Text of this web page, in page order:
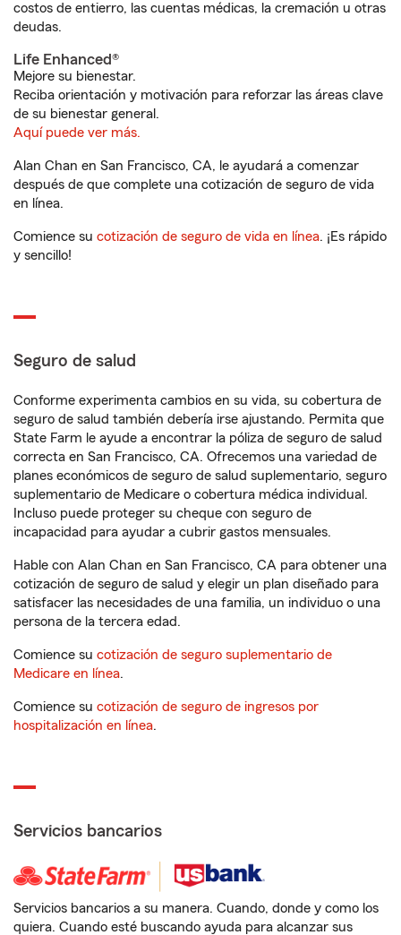
costos de entierro, las cuentas médicas, la cremación u otras
deudas.
Life Enhanced®
Mejore su bienestar.
Reciba orientación y motivación para reforzar las áreas clave
de su bienestar general.
Aquí puede ver más.
Alan Chan en San Francisco, CA, le ayudará a comenzar
después de que complete una cotización de seguro de vida
en línea.
Comience su cotización de seguro de vida en línea. ¡Es rápido
y sencillo!
Seguro de salud
Conforme experimenta cambios en su vida, su cobertura de
seguro de salud también debería irse ajustando. Permita que
State Farm le ayude a encontrar la póliza de seguro de salud
correcta en San Francisco, CA. Ofrecemos una variedad de
planes económicos de seguro de salud suplementario, seguro
suplementario de Medicare o cobertura médica individual.
Incluso puede proteger su cheque con seguro de
incapacidad para ayudar a cubrir gastos mensuales.
Hable con Alan Chan en San Francisco, CA para obtener una
cotización de seguro de salud y elegir un plan diseñado para
satisfacer las necesidades de una familia, un individuo o una
persona de la tercera edad.
Comience su cotización de seguro suplementario de
Medicare en línea.
Comience su cotización de seguro de ingresos por
hospitalización en línea.
Servicios bancarios
Servicios bancarios a su manera. Cuando, donde y como los
quiera. Cuando esté buscando ayuda para alcanzar sus